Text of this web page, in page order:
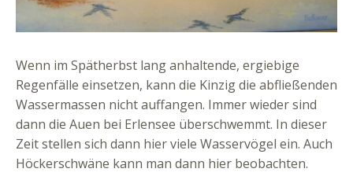
Wenn im Spätherbst lang anhaltende, ergiebige
Regenfälle einsetzen, kann die Kinzig die abfließenden
Wassermassen nicht auffangen. Immer wieder sind
dann die Auen bei Erlensee überschwemmt. In dieser
Zeit stellen sich dann hier viele Wasservögel ein. Auch
Höckerschwäne kann man dann hier beobachten.